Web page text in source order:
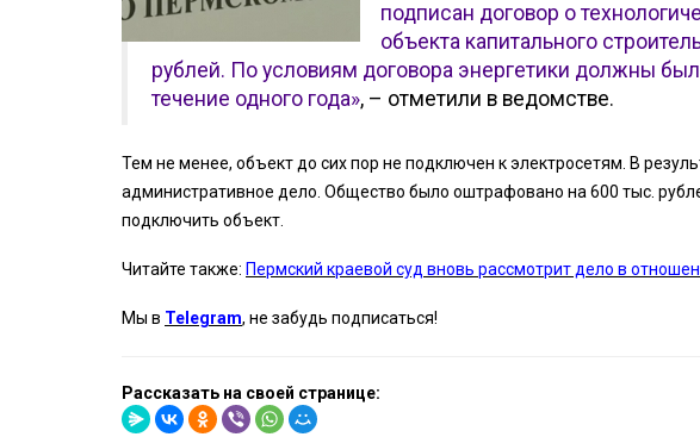
подписан договор о
объекта капитального
рублей. По условиям договора энергетики должны
течение одного года», – отметили в ведомстве.
Тем не менее, объект до сих пор не подключен к электросетям. В
административное дело. Общество было оштрафовано на 600 тыс.
подключить объект.
Читайте также: Пермский краевой суд вновь рассмотрит дело в
Мы в Telegram, не забудь подписаться!
Рассказать на своей странице: